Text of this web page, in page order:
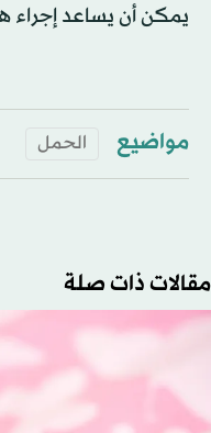
يمكن أن يساعد إجراء
مواضيع الحمل
مقالات ذات صلة